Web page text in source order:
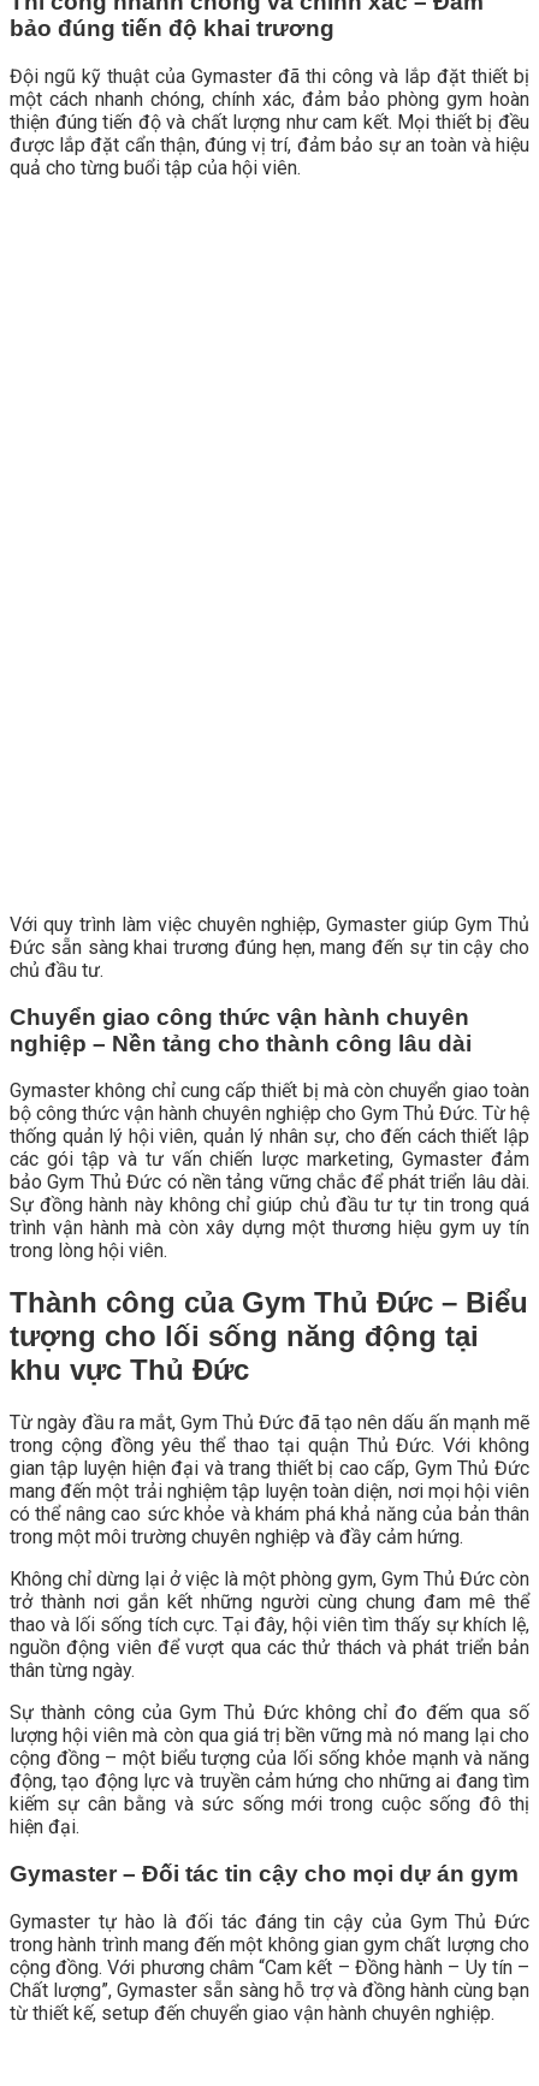
bảo đúng tiến độ khai trương
Đội ngũ kỹ thuật của Gymaster đã thi công và lắp đặt thiết bị
một cách nhanh chóng, chính xác, đảm bảo phòng gym hoàn
thiện đúng tiến độ và chất lượng như cam kết. Mọi thiết bị đều
được lắp đặt cẩn thận, đúng vị trí, đảm bảo sự an toàn và hiệu
quả cho từng buổi tập của hội viên.
Với quy trình làm việc chuyên nghiệp, Gymaster giúp Gym Thủ
Đức sẵn sàng khai trương đúng hẹn, mang đến sự tin cậy cho
chủ đầu tư.
Chuyển giao công thức vận hành chuyên
nghiệp – Nền tảng cho thành công lâu dài
Gymaster không chỉ cung cấp thiết bị mà còn chuyển giao toàn
bộ công thức vận hành chuyên nghiệp cho Gym Thủ Đức. Từ hệ
thống quản lý hội viên, quản lý nhân sự, cho đến cách thiết lập
các gói tập và tư vấn chiến lược marketing, Gymaster đảm
bảo Gym Thủ Đức có nền tảng vững chắc để phát triển lâu dài.
Sự đồng hành này không chỉ giúp chủ đầu tư tự tin trong quá
trình vận hành mà còn xây dựng một thương hiệu gym uy tín
trong lòng hội viên.
Thành công của Gym Thủ Đức – Biểu
tượng cho lối sống năng động tại
khu vực Thủ Đức
Từ ngày đầu ra mắt, Gym Thủ Đức đã tạo nên dấu ấn mạnh mẽ
trong cộng đồng yêu thể thao tại quận Thủ Đức. Với không
gian tập luyện hiện đại và trang thiết bị cao cấp, Gym Thủ Đức
mang đến một trải nghiệm tập luyện toàn diện, nơi mọi hội viên
có thể nâng cao sức khỏe và khám phá khả năng của bản thân
trong một môi trường chuyên nghiệp và đầy cảm hứng.
Không chỉ dừng lại ở việc là một phòng gym, Gym Thủ Đức còn
trở thành nơi gắn kết những người cùng chung đam mê thể
thao và lối sống tích cực. Tại đây, hội viên tìm thấy sự khích lệ,
nguồn động viên để vượt qua các thử thách và phát triển bản
thân từng ngày.
Sự thành công của Gym Thủ Đức không chỉ đo đếm qua số
lượng hội viên mà còn qua giá trị bền vững mà nó mang lại cho
cộng đồng – một biểu tượng của lối sống khỏe mạnh và năng
động, tạo động lực và truyền cảm hứng cho những ai đang tìm
kiếm sự cân bằng và sức sống mới trong cuộc sống đô thị
hiện đại.
Gymaster – Đối tác tin cậy cho mọi dự án gym
Gymaster tự hào là đối tác đáng tin cậy của Gym Thủ Đức
trong hành trình mang đến một không gian gym chất lượng cho
cộng đồng. Với phương châm “Cam kết – Đồng hành – Uy tín –
Chất lượng”, Gymaster sẵn sàng hỗ trợ và đồng hành cùng bạn
từ thiết kế, setup đến chuyển giao vận hành chuyên nghiệp.